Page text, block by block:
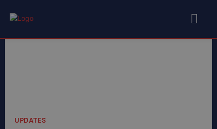
UPDATES